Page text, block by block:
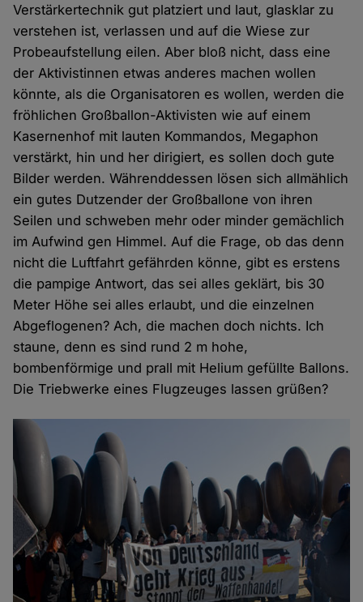
Verstärkertechnik gut platziert und laut, glasklar zu
verstehen ist, verlassen und auf die Wiese zur
Probeaufstellung eilen. Aber bloß nicht, dass eine
der Aktivistinnen etwas anderes machen wollen
könnte, als die Organisatoren es wollen, werden die
fröhlichen Großballon-Aktivisten wie auf einem
Kasernenhof mit lauten Kommandos, Megaphon
verstärkt, hin und her dirigiert, es sollen doch gute
Bilder werden. Währenddessen lösen sich allmählich
ein gutes Dutzender der Großballone von ihren
Seilen und schweben mehr oder minder gemächlich
im Aufwind gen Himmel. Auf die Frage, ob das denn
nicht die Luftfahrt gefährden könne, gibt es erstens
die pampige Antwort, das sei alles geklärt, bis 30
Meter Höhe sei alles erlaubt, und die einzelnen
Abgeflogenen? Ach, die machen doch nichts. Ich
staune, denn es sind rund 2 m hohe,
bombenförmige und prall mit Helium gefüllte Ballons.
Die Triebwerke eines Flugzeuges lassen grüßen?